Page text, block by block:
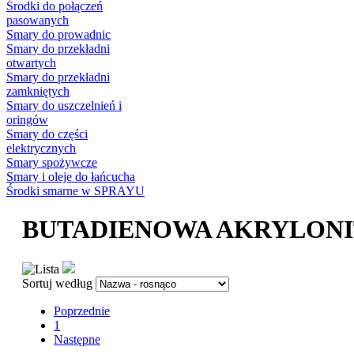
Środki do połączeń
pasowanych
Smary do prowadnic
Smary do przekładni
otwartych
Smary do przekładni
zamkniętych
Smary do uszczelnień i
oringów
Smary do części
elektrycznych
Smary spożywcze
Smary i oleje do łańcucha
Środki smarne w SPRAYU
BUTADIENOWA
Sortuj według
Poprzednie
1
Następne